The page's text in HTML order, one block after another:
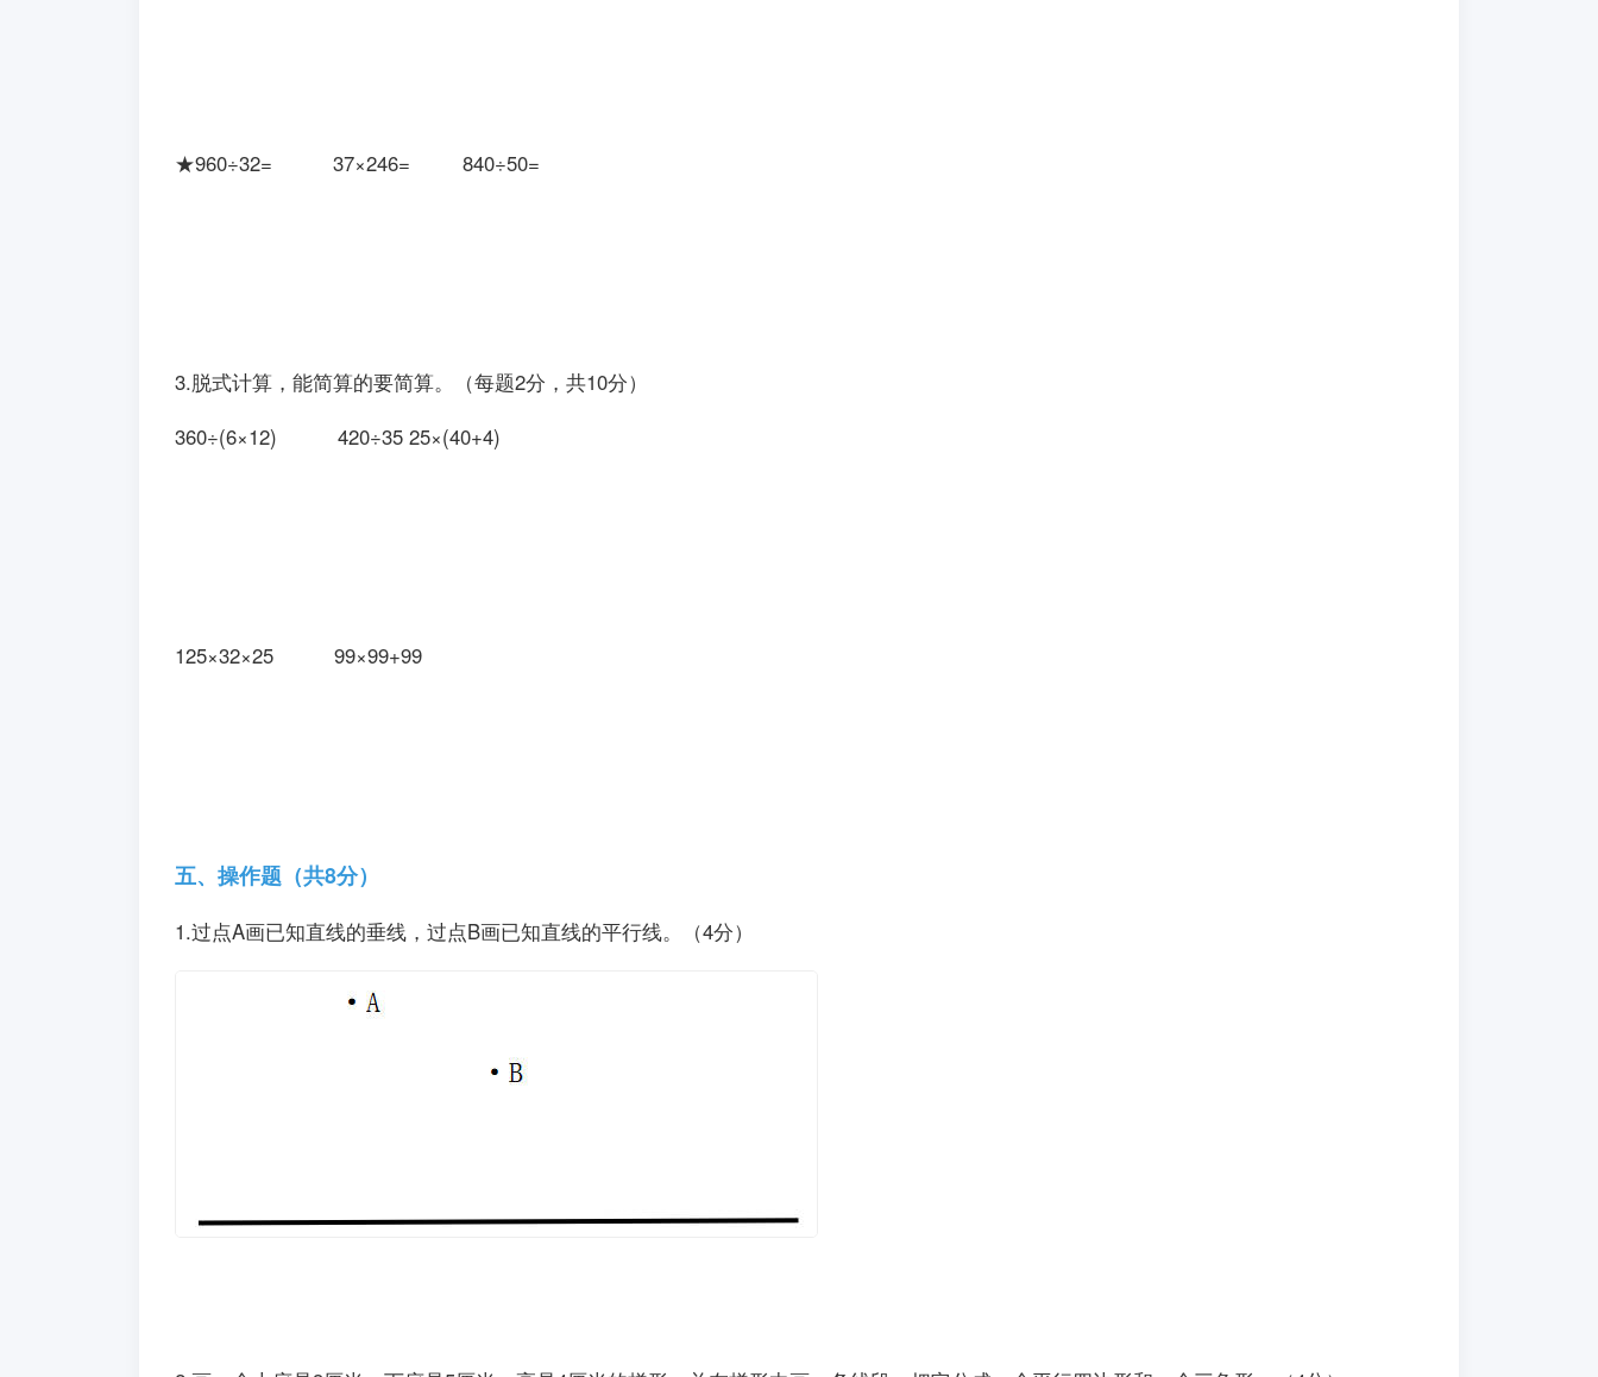
★960÷32= 37×246= 840÷50=
3.脱式计算，能简算的要简算。（每题2分，共10分）
360÷(6×12) 420÷35 25×(40+4)
125×32×25 99×99+99
五、操作题（共8分）
1.过点A画已知直线的垂线，过点B画已知直线的平行线。（4分）